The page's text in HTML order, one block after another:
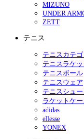
MIZUNO
UNDER
ZETT
テニス
テニスカテ
テニスラケッ
テニスボール
テニスウェア
テニスシュ
ラケットケー
adidas
ellesse
YONEX